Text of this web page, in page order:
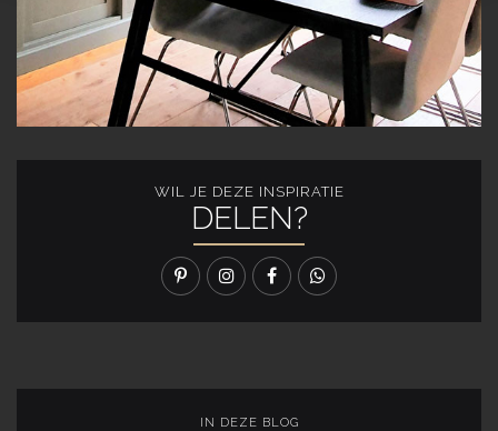
WIL JE DEZE INSPIRATIE
DELEN?
IN DEZE BLOG